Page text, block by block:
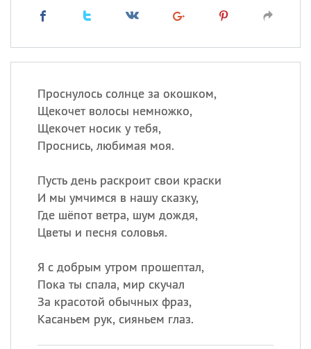
Проснулось солнце за окошком,
Щекочет волосы немножко,
Щекочет носик у тебя,
Проснись, любимая моя.
Пусть день раскроит свои краски
И мы умчимся в нашу сказку,
Где шёпот ветра, шум дождя,
Цветы и песня соловья.
Я с добрым утром прошептал,
Пока ты спала, мир скучал
За красотой обычных фраз,
Касаньем рук, сияньем глаз.